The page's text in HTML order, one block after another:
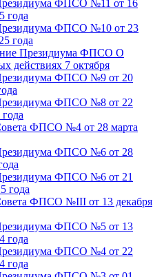
ФПСО №11 от 16
года
ФПСО №10 от 23
года
Президиума ФПСО О
действиях 7 октября
ФПСО №9 от 20
ФПСО №8 от 22
ФПСО №4 от 28 марта
ФПСО №6 от 28
ФПСО №6 от 21
года
ФПСО №III от 13 декабря
ФПСО №5 от 13
года
ФПСО №4 от 22
года